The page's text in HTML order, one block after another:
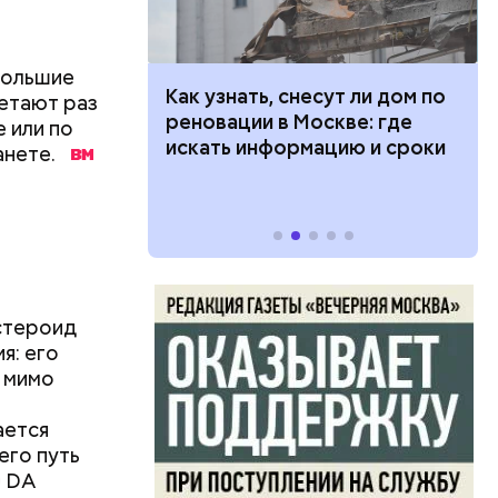
раз
или по
его
мимо
путь
DA
также
тысяч
при
кто может
нужны
Как узнать, снесут ли дом по
реновации в Москве: где
искать информацию и сроки